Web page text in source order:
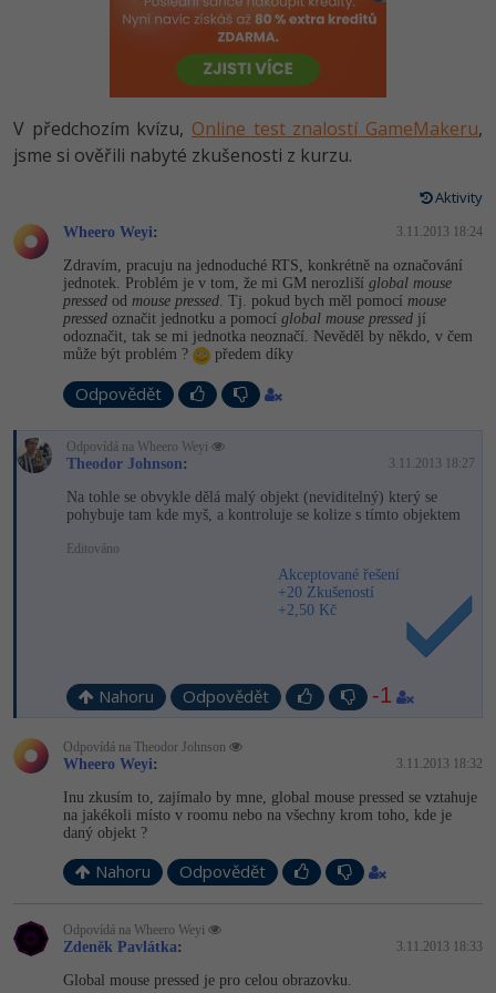
HTML5, CSS3, Bootstrap, SEO
SQL a databáze
Testování a verzování
Spring
ASP.NET MVC
Django
Best practices
JavaScript
Python
MySQL/MariaDB
MS-SQL
SQLite
Vývojář mobilních aplikací
Specialista na AI a bigdata
C# Game developer
Webdesigner
Tester
Systémový administrátor
Grafik / UX/UI návrhář
3D grafik
Python -80%
JavaScript -80%
PHP
-80%
Swift
Kotlin -80%
C -80%
VB.NET
SQL
Návrh SW
-10%
Více
Fórum
Kurzy e-commerce
Testování softwaru
Kurzy designu
Příběhy absolventů
Blog
V předchozím kvízu, Online test znalostí GameMakeru,
jsme si ověřili nabyté zkušenosti z kurzu.
Aktivity
Wheero Weyi: 3.11.2013 18:24
Zdravím, pracuju na jednoduché RTS, konkrétně na označování
jednotek. Problém je v tom, že mi GM nerozliší global mouse
pressed od mouse pressed. Tj. pokud bych měl pomocí mouse
pressed označit jednotku a pomocí global mouse pressed jí
odoznačit, tak se mi jednotka neoznačí. Nevěděl by někdo, v čem
může být problém ?
předem díky
Odpovědět
Odpovídá na Wheero Weyi
Theodor Johnson: 3.11.2013 18:27
Na tohle se obvykle dělá malý objekt (neviditelný) který se
pohybuje tam kde myš, a kontroluje se kolize s tímto objektem
Editováno
Akceptované řešení
+20 Zkušeností
+2,50 Kč
Nahoru Odpovědět -1
Odpovídá na Theodor Johnson
Wheero Weyi: 3.11.2013 18:32
Inu zkusím to, zajímalo by mne, global mouse pressed se vztahuje
na jakékoli místo v roomu nebo na všechny krom toho, kde je
daný objekt ?
Nahoru Odpovědět
Odpovídá na Wheero Weyi
Zdeněk Pavlátka: 3.11.2013 18:33
Global mouse pressed je pro celou obrazovku.